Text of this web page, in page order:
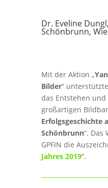
Dr. Eveline
Schönbrunn,
Mit der Aktion „
Bilder“
das Entstehen
großartigen
Erfolgsgeschichte
Schönbrunn“. Das
GPFIN die
Jahres 2019“.